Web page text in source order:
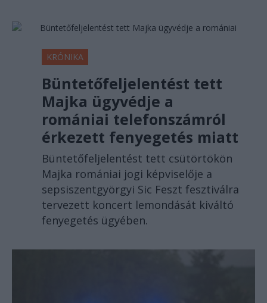
KRÓNIKA
Büntetőfeljelentést tett
Majka ügyvédje a
romániai telefonszámról
érkezett fenyegetés miatt
Büntetőfeljelentést tett csütörtökön
Majka romániai jogi képviselője a
sepsiszentgyörgyi Sic Feszt fesztiválra
tervezett koncert lemondását kiváltó
fenyegetés ügyében.